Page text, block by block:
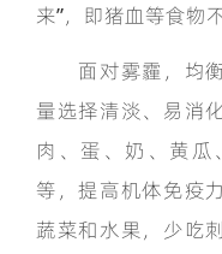
来”，即猪血等食物
面对雾霾，均衡
量选择清淡、易消
肉、蛋、奶、黄
等，提高机体免疫
蔬菜和水果，少吃